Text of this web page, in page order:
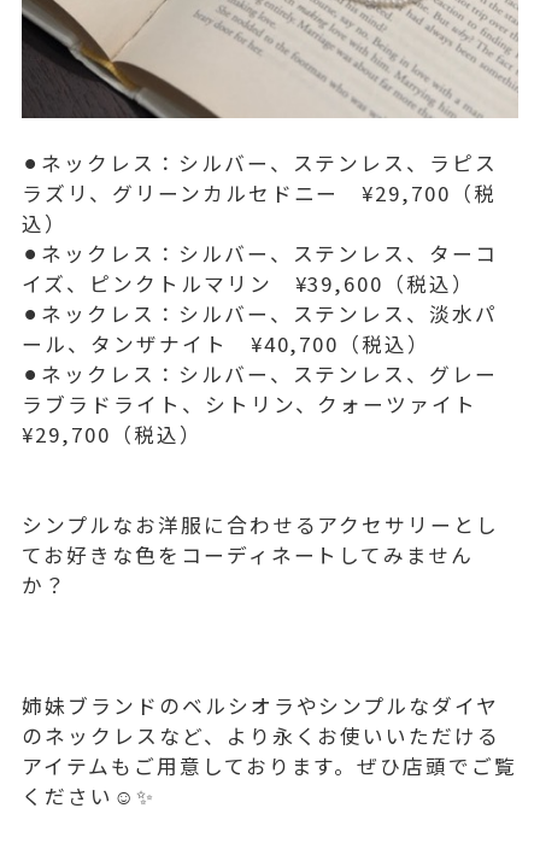
⚫︎ネックレス：シルバー、ステンレス、ラピス
ラズリ、グリーンカルセドニー ¥29,700（税
込）
⚫︎ネックレス：シルバー、ステンレス、ターコ
イズ、ピンクトルマリン ¥39,600（税込）
⚫︎ネックレス：シルバー、ステンレス、淡水パ
ール、タンザナイト ¥40,700（税込）
⚫︎ネックレス：シルバー、ステンレス、グレー
ラブラドライト、シトリン、クォーツァイト
¥29,700（税込）
シンプルなお洋服に合わせるアクセサリーとし
てお好きな色をコーディネートしてみません
か？
姉妹ブランドのベルシオラやシンプルなダイヤ
のネックレスなど、より永くお使いいただける
アイテムもご用意しております。ぜひ店頭でご覧
ください☺️✨